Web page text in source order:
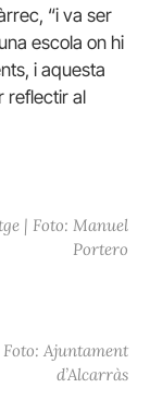
“i va ser
escola on hi
i aquesta
reflectir al
| Foto: Manuel
Portero
Foto: Ajuntament
d’Alcarràs